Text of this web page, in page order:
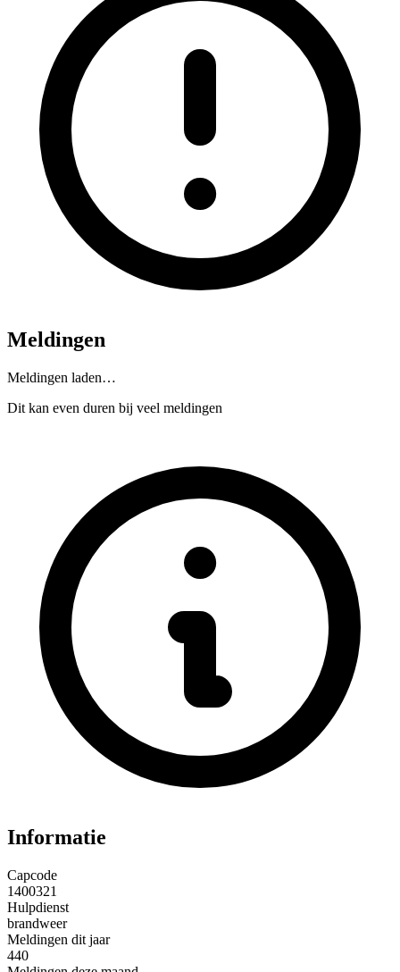
Meldingen
Meldingen laden…
Dit kan even duren bij veel meldingen
Informatie
Capcode
1400321
Hulpdienst
brandweer
Meldingen dit jaar
440